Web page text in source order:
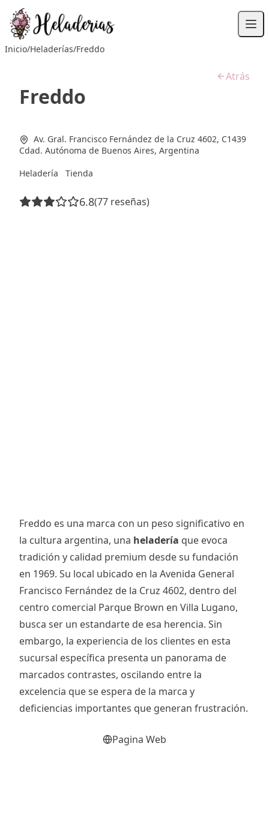
Saltar
al
contenido
Inicio/Heladerías/Freddo
Freddo
Atrás
Av. Gral. Francisco Fernández de la Cruz 4602, C1439
Cdad. Autónoma de Buenos Aires, Argentina
Heladería
Tienda
6.8(77 reseñas)
Freddo es una marca con un peso significativo en
la cultura argentina, una heladería que evoca
tradición y calidad premium desde su fundación
en 1969. Su local ubicado en la Avenida General
Francisco Fernández de la Cruz 4602, dentro del
centro comercial Parque Brown en Villa Lugano,
busca ser un estandarte de esa herencia. Sin
embargo, la experiencia de los clientes en esta
sucursal específica presenta un panorama de
marcados contrastes, oscilando entre la
excelencia que se espera de la marca y
deficiencias importantes que generan frustración.
Pagina Web